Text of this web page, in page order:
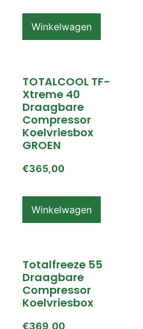
Winkelwagen
TOTALCOOL TF-
Xtreme 40
Draagbare
Compressor
Koelvriesbox
GROEN
€365,00
Winkelwagen
Totalfreeze 55
Draagbare
Compressor
Koelvriesbox
€369,00